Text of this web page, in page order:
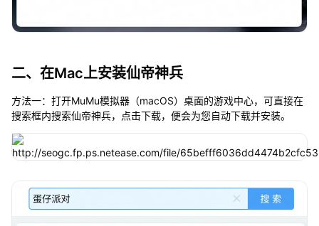
二、在Mac上安装仙帝神兵
方法一：打开MuMu模拟器（macOS）桌面的游戏中心，可直接在
搜索框内搜索仙帝神兵，点击下载，便会为您自动下载并安装。